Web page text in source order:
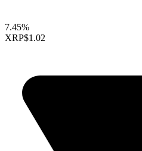
7.45%
XRP$1.02